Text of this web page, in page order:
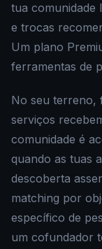
tua comunidade
e trocas
Um plano
ferramentas de
No seu terreno,
serviços
comunidade é
quando as tuas
descoberta
matching por
específico de
um cofundador